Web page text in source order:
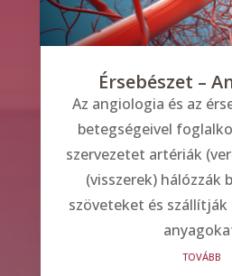
Érsebészet –
Az angiologia és az
betegségeivel
szervezetet artériák
(visszerek) hálózzák
szöveteket és szállítják
tovább